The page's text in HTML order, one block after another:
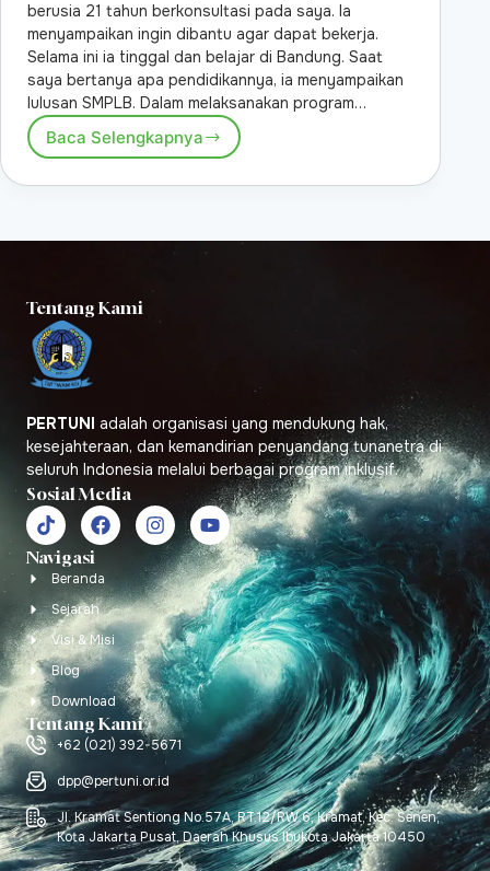
berusia 21 tahun berkonsultasi pada saya. Ia
menyampaikan ingin dibantu agar dapat bekerja.
Selama ini ia tinggal dan belajar di Bandung. Saat
saya bertanya apa pendidikannya, ia menyampaikan
lulusan SMPLB. Dalam melaksanakan program…
Baca Selengkapnya
Tentang Kami
PERTUNI
adalah organisasi yang mendukung hak,
kesejahteraan, dan kemandirian penyandang tunanetra di
seluruh Indonesia melalui berbagai program inklusif.
Sosial Media
Navigasi
Beranda
Sejarah
Visi & Misi
Blog
Download
Tentang Kami
+62 (021) 392-5671
dpp@pertuni.or.id
Jl. Kramat Sentiong No.57A, RT.12/RW.6, Kramat, Kec. Senen,
Kota Jakarta Pusat, Daerah Khusus Ibukota Jakarta 10450